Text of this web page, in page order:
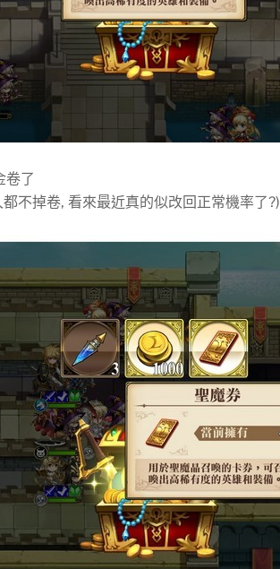
卷了
不掉卷, 看來最近真的似改回正常機率了?)